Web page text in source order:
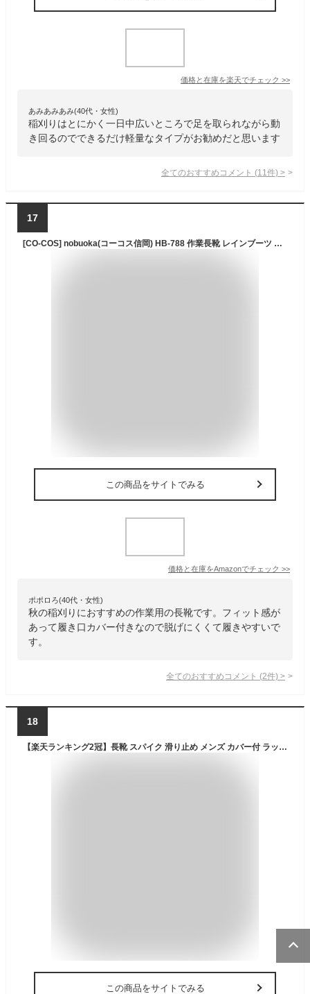
価格と在庫を楽天でチェック >>
あみあみあみ(40代・女性)
稲刈りはとにかく一日中広いところで足を取られながら動
き回るのでできるだけ軽量なタイプがお勧めだと思います
全てのおすすめコメント (11 件) >
17
[CO-COS] nobuoka(コーコス信岡) HB-788 作業長靴 レインブーツ カバー付き 吸汗裏布 メンズ ホワイト・ブラック L(25.5~26.0 cm)
この商品をサイトでみる
価格と在庫をAmazonでチェック >>
ポポロろ(40代・女性)
秋の稲刈りにおすすめの作業用の長靴です。フィット感が
あって履き口カバー付きなので脱げにくくて履きやすいで
す。
全てのおすすめコメント (2件) >
18
【楽天ランキング2冠】長靴 スパイク 滑り止め メンズ カバー付 ラッセル メッシュ 夏 涼しい 冬 暖かい 林業 土木 作業 現場 山菜 採り 磯 釣り 斜面 法面 雪道 スパイクブーツ 送料無料 JKSP-01
この商品をサイトでみる